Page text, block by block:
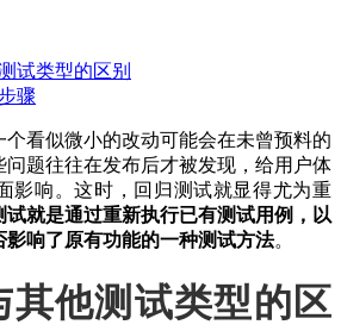
试类型的区别
骤
看似微小的改动可能会在未曾预料的
题往往在发布后才被发现，给用户体
影响。这时，回归测试就显得尤为重
试就是通过重新执行已有测试用例，以
响了原有功能的一种测试方法。
其他测试类型的区